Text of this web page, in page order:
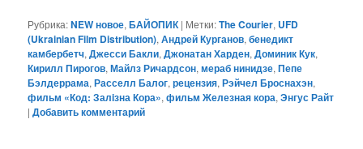
Рубрика:NEW новое,БАЙОПИК | Метки:The Courier, UFD
(Ukrainian Film Distribution),Андрей Курганов,бенедикт
камбербетч,Джесси Бакли,Джонатан Харден,Доминик Кук,
Кирилл Пирогов,Майлз Ричардсон,мераб нинидзе,Пепе
Бэлдеррама,Расселл Балог,рецензия,Рэйчел Броснахэн,
фильм «Код: Залiзна Кора»,фильм Железная кора,Энгус Райт
|Добавить комментарий